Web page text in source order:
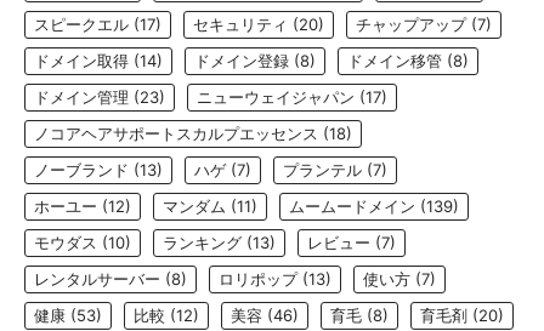
スピークエル (17) セキュリティ (20) チャップアップ(7)
ドメイン取得 (14) ドメイン登録 (8) ドメイン移管 (8)
ドメイン管理 (23) ニューウェイジャパン (17)
ノコアヘアサポートスカルプエッセンス (18)
ノーブランド (13) ハゲ (7) プランテル (7)
ホーユー (12) マンダム (11) ムームードメイン (139)
モウダス (10) ランキング (13) レビュー (7)
レンタルサーバー (8) ロリポップ(13) 使い方 (7)
健康 (53) 比較 (12) 美容 (46) 育毛 (8) 育毛剤 (20)